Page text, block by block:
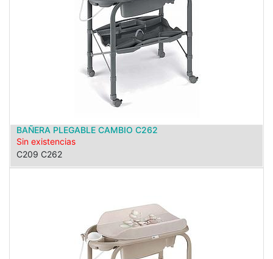
BAÑERA PLEGABLE CAMBIO C262
Sin existencias
C209 C262